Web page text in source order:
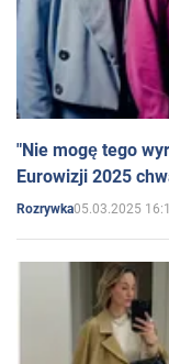
"Nie mogę tego
Eurowizji 2025
Rozrywka05.03.2025